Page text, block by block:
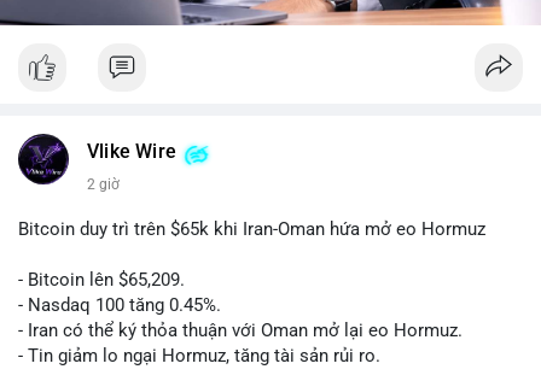
Vlike Wire
2 giờ
Bitcoin duy trì trên $65k khi Iran-Oman hứa mở eo Hormuz
- Bitcoin lên $65,209.
- Nasdaq 100 tăng 0.45%.
- Iran có thể ký thỏa thuận với Oman mở lại eo Hormuz.
- Tin giảm lo ngại Hormuz, tăng tài sản rủi ro.